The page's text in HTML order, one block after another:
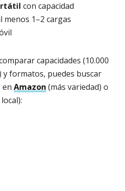
con capacidad
menos 1–2 cargas
capacidades (10.000
y formatos, puedes buscar
en Amazon (más variedad) o